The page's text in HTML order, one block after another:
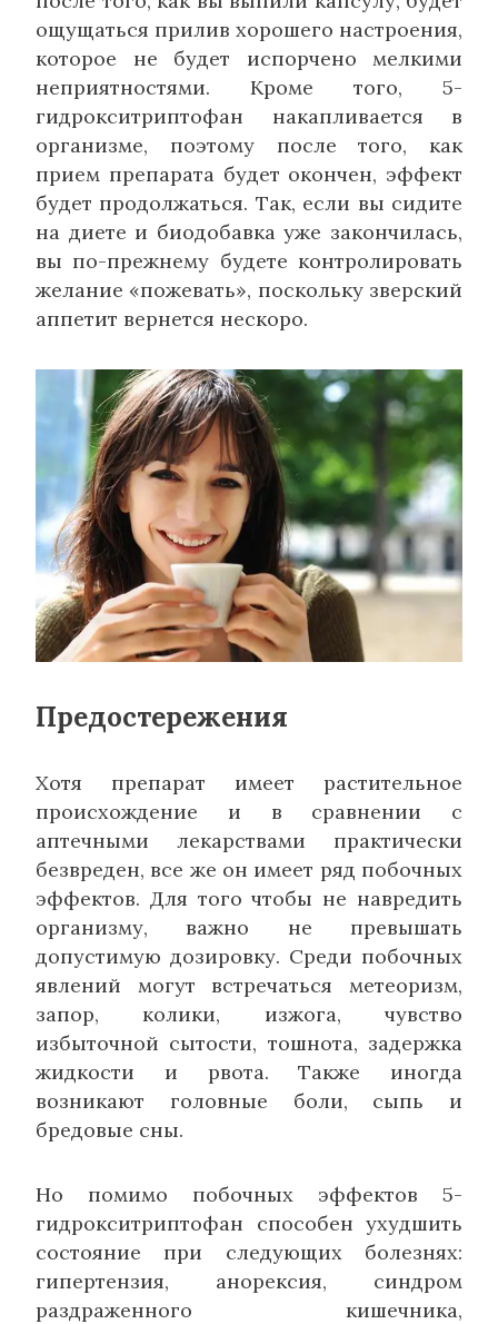
ощущаться прилив хорошего настроения,
которое не будет испорчено мелкими
неприятностями. Кроме того, 5-
гидрокситриптофан накапливается в
организме, поэтому после того, как
прием препарата будет окончен, эффект
будет продолжаться. Так, если вы сидите
на диете и биодобавка уже закончилась,
вы по-прежнему будете контролировать
желание «пожевать», поскольку зверский
аппетит вернется нескоро.
Предостережения
Хотя препарат имеет растительное
происхождение и в сравнении с
аптечными лекарствами практически
безвреден, все же он имеет ряд побочных
эффектов. Для того чтобы не навредить
организму, важно не превышать
допустимую дозировку. Среди побочных
явлений могут встречаться метеоризм,
запор, колики, изжога, чувство
избыточной сытости, тошнота, задержка
жидкости и рвота. Также иногда
возникают головные боли, сыпь и
бредовые сны.
Но помимо побочных эффектов 5-
гидрокситриптофан способен ухудшить
состояние при следующих болезнях:
гипертензия, анорексия, синдром
раздраженного кишечника,